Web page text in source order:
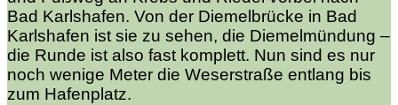
Bad Karlshafen. Von der Diemelbrücke in Bad
Karlshafen ist sie zu sehen, die Diemelmündung –
die Runde ist also fast komplett. Nun sind es nur
noch wenige Meter die Weserstraße entlang bis
zum Hafenplatz.